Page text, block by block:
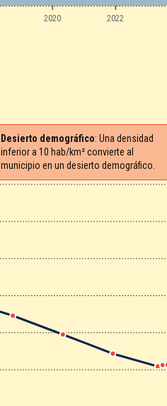
2020 2022
Desierto demográfico: Una densidad
inferior a 10 hab/km² convierte al
municipio en un desierto demográfico.